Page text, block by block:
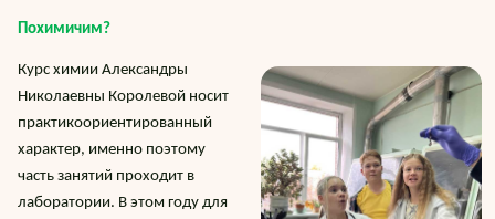
Похимичим?
Курс химии Александры
Николаевны Королевой носит
практикоориентированный
характер, именно поэтому
часть занятий проходит в
лаборатории. В этом году для